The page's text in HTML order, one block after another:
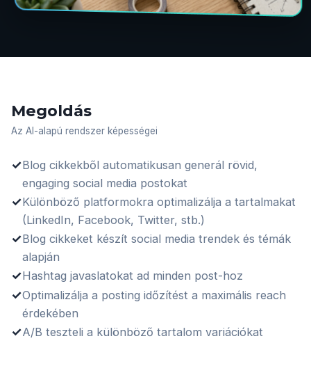
Megoldás
Az AI-alapú rendszer képességei
✓Blog cikkekből automatikusan generál rövid,
engaging social media postokat
✓Különböző platformokra optimalizálja a tartalmakat
(LinkedIn, Facebook, Twitter, stb.)
✓Blog cikkeket készít social media trendek és témák
alapján
✓Hashtag javaslatokat ad minden post-hoz
✓Optimalizálja a posting időzítést a maximális reach
érdekében
✓A/B teszteli a különböző tartalom variációkat